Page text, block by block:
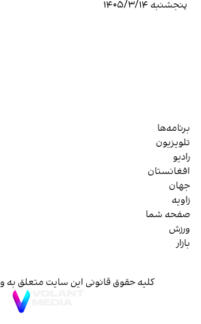
پنجشنبه ۱۴۰۵/۳/۱۴
برنامه‌ها
تلویزیون
رادیو
افغانستان
جهان
زاویه
صفحه شما
ورزش
بازار
کلیه حقوق قانونی این سایت متعلق به